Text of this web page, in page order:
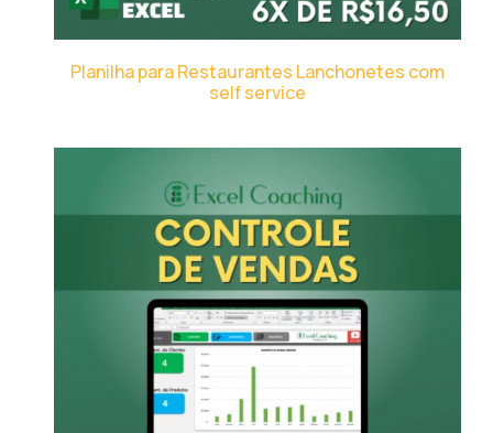
Planilha para Restaurantes Lanchonetes com
self service